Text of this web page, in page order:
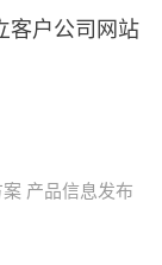
客户公司网站
产品信息发布